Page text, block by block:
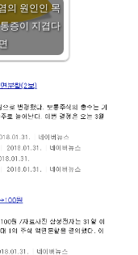
의 원인인 목
증이 지겹다
면